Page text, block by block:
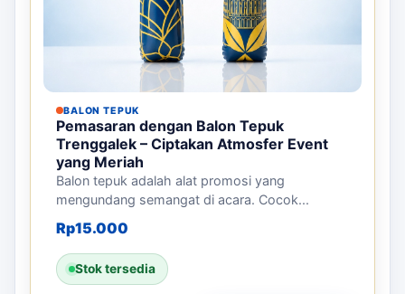
BALON TEPUK
Pemasaran dengan Balon Tepuk
Trenggalek – Ciptakan Atmosfer Event
yang Meriah
Balon tepuk adalah alat promosi yang
mengundang semangat di acara. Cocok...
Rp15.000
Stok tersedia